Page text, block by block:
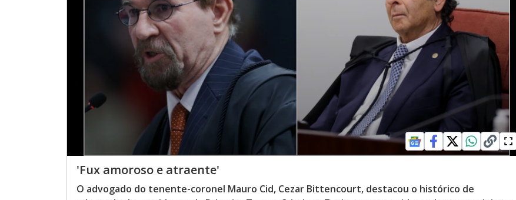
'Fux amoroso e atraente'
O advogado do tenente-coronel Mauro Cid, Cezar Bittencourt, destacou o histórico de